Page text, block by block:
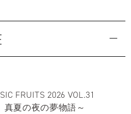
FRUITS 2026 VOL.31
真夏の夜の夢物語～